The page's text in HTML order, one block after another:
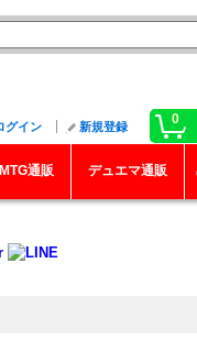
0
グイン 新規登録
MTG通販 デュエマ通販